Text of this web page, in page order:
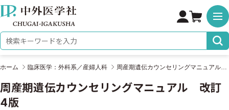
株式会社 中外医学社
検索キーワード
ホーム 臨床医学：外科系／産婦人科 周産期遺伝カウンセリングマニュアル 改訂4版
周産期遺伝カウンセリングマニュアル 改訂
4版